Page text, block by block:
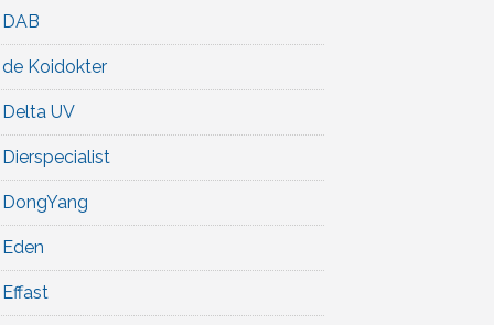
DAB
de Koidokter
Delta UV
Dierspecialist
DongYang
Eden
Effast